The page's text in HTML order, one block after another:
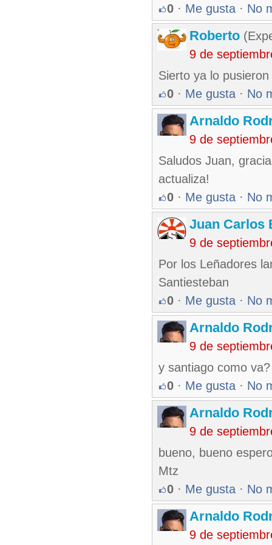
0 · Me gusta · No
Roberto
9 de
Sierto ya lo pusieron
0 · Me gusta · No
Arnaldo
9 de
Saludos Juan,
actualiza!
0 · Me gusta · No
Juan Carlos
9 de
Por los Leñadores
Santiesteban
0 · Me gusta · No
Arnaldo
9 de
y santiago como va?
0 · Me gusta · No
Arnaldo
9 de
bueno, bueno
Mtz
0 · Me gusta · No
Arnaldo
9 de